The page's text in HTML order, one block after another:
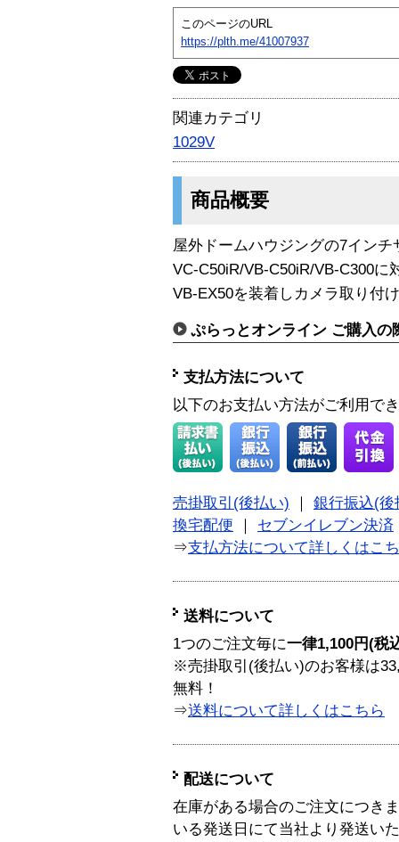
このページのURL
https://plth.me/41007937
関連カテゴリ
1029V
商品概要
屋外ドームハウジングの7イン
VC-C50iR/VB-C50iR/VB-C300に
VB-EX50を装着しカメラ取り付
ぷらっとオンライン ご購入の
支払方法について
以下のお支払い方法がご利用で
売掛取引(後払い)
銀行振込(後
換宅配便
セブンイレブン決済
⇒支払方法について詳しくはこ
送料について
1つのご注文毎に一律1,100円(税
※売掛取引(後払い)のお客様は
無料！
⇒送料について詳しくはこちら
配送について
在庫がある場合のご注文につき
いる発送日にて当社より発送い